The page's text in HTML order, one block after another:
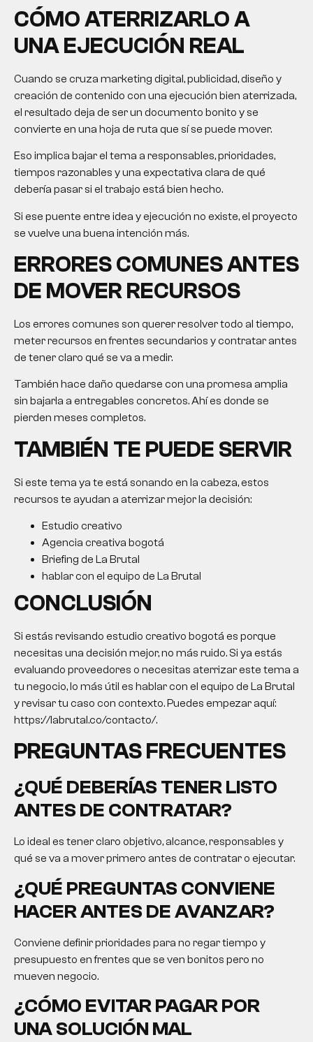
CÓMO ATERRIZARLO A
UNA EJECUCIÓN REAL
Cuando se cruza marketing digital, publicidad, diseño y
creación de contenido con una ejecución bien aterrizada,
el resultado deja de ser un documento bonito y se
convierte en una hoja de ruta que sí se puede mover.
Eso implica bajar el tema a responsables, prioridades,
tiempos razonables y una expectativa clara de qué
debería pasar si el trabajo está bien hecho.
Si ese puente entre idea y ejecución no existe, el proyecto
se vuelve una buena intención más.
ERRORES COMUNES ANTES
DE MOVER RECURSOS
Los errores comunes son querer resolver todo al tiempo,
meter recursos en frentes secundarios y contratar antes
de tener claro qué se va a medir.
También hace daño quedarse con una promesa amplia
sin bajarla a entregables concretos. Ahí es donde se
pierden meses completos.
TAMBIÉN TE PUEDE SERVIR
Si este tema ya te está sonando en la cabeza, estos
recursos te ayudan a aterrizar mejor la decisión:
Estudio creativo
Agencia creativa bogotá
Briefing de La Brutal
hablar con el equipo de La Brutal
CONCLUSIÓN
Si estás revisando estudio creativo bogotá es porque
necesitas una decisión mejor, no más ruido. Si ya estás
evaluando proveedores o necesitas aterrizar este tema a
tu negocio, lo más útil es hablar con el equipo de La Brutal
y revisar tu caso con contexto. Puedes empezar aquí:
https://labrutal.co/contacto/.
PREGUNTAS FRECUENTES
¿QUÉ DEBERÍAS TENER LISTO
ANTES DE CONTRATAR?
Lo ideal es tener claro objetivo, alcance, responsables y
qué se va a mover primero antes de contratar o ejecutar.
¿QUÉ PREGUNTAS CONVIENE
HACER ANTES DE AVANZAR?
Conviene definir prioridades para no regar tiempo y
presupuesto en frentes que se ven bonitos pero no
mueven negocio.
¿CÓMO EVITAR PAGAR POR
UNA SOLUCIÓN MAL